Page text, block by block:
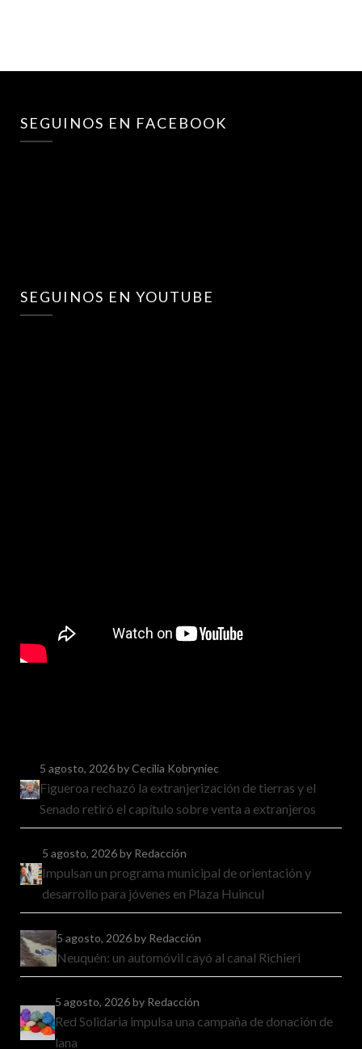
SEGUINOS EN FACEBOOK
SEGUINOS EN YOUTUBE
5 agosto, 2026by Cecilia Kobryniec
Figueroa rechazó la extranjerización de tierras y el
Senado retiró el capítulo sobre venta a extranjeros
5 agosto, 2026by Redacción
Impulsan un programa municipal de orientación y
desarrollo para jóvenes en Plaza Huincul
5 agosto, 2026by Redacción
Neuquén: un automóvil cayó al canal Richieri
5 agosto, 2026by Redacción
Red Solidaria impulsa una campaña de donación de
lana